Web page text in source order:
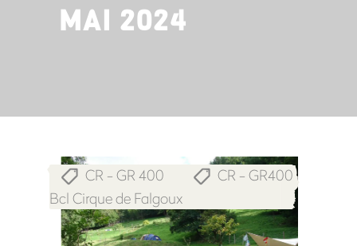
MAI 2024
CR - GR 400
CR - GR400
Bcl Cirque de Falgoux